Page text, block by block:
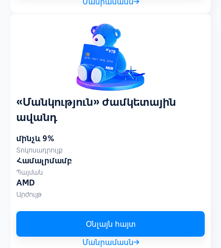
«‎Մանկություն» ժամկետային
ավանդ
մինչև 9%
Տոկոսադրույք
Համալրմամբ
Պայման
AMD
Արժույթ
Օնլայն հայտ
Մանրամասն